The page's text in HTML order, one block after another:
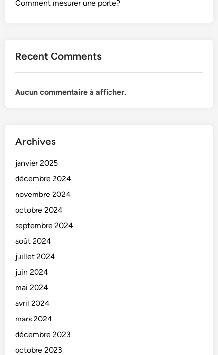
Comment mesurer une porte?
Recent Comments
Aucun commentaire à afficher.
Archives
janvier 2025
décembre 2024
novembre 2024
octobre 2024
septembre 2024
août 2024
juillet 2024
juin 2024
mai 2024
avril 2024
mars 2024
décembre 2023
octobre 2023